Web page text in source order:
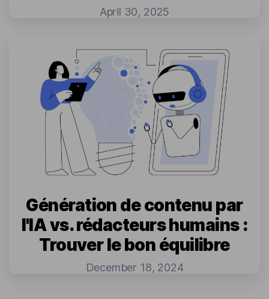
April 30, 2025
Génération de contenu par
l'IA vs. rédacteurs humains :
Trouver le bon équilibre
December 18, 2024